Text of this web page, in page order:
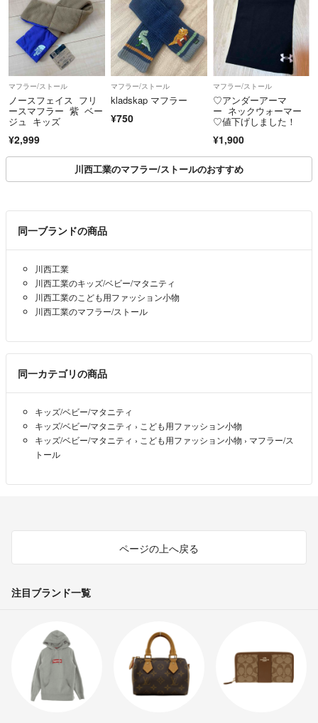
マフラー/ストール
ノースフェイス フリ
ースマフラー 紫 ベー
ジュ キッズ
¥2,999
マフラー/ストール
kladskap マフラー
¥750
マフラー/ストール
♡アンダーアーマ
ー ネックウォーマー
♡値下げしました！
¥1,900
川西工業のマフラー/ストールのおすすめ
同一ブランドの商品
川西工業
川西工業のキッズ/ベビー/マタニティ
川西工業のこども用ファッション小物
川西工業のマフラー/ストール
同一カテゴリの商品
キッズ/ベビー/マタニティ
キッズ/ベビー/マタニティ › こども用ファッション小物
キッズ/ベビー/マタニティ › こども用ファッション小物 › マフラー/ス
トール
ページの上へ戻る
注目ブランド一覧